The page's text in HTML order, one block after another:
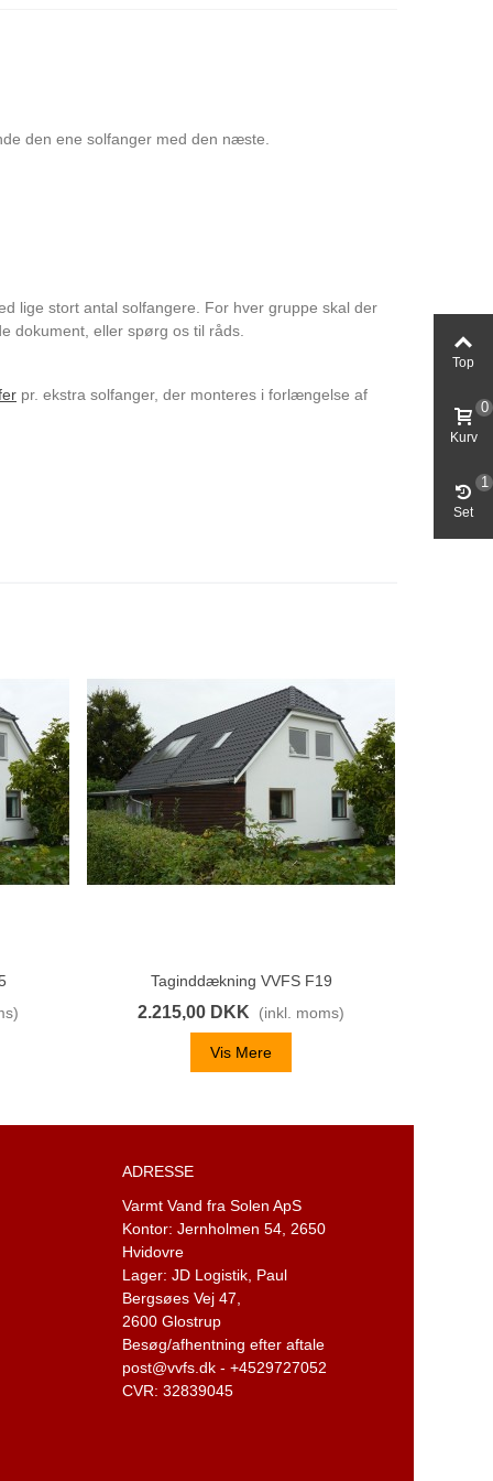
den ene solfanger med den næste.
lige stort antal solfangere. For hver gruppe skal der
dokument, eller spørg os til råds.
pr. ekstra solfanger, der monteres i forlængelse af
Del
Taginddækning VVFS F19
2.215,00 DKK (inkl. moms)
Vis Mere
ADRESSE
Varmt Vand fra Solen ApS
Kontor: Jernholmen 54, 2650
Hvidovre
Lager: JD Logistik, Paul
Bergsøes Vej 47,
2600 Glostrup
Besøg/afhentning efter aftale
post@vvfs.dk - +4529727052
CVR: 32839045
Top
Kurv
0
Set
1